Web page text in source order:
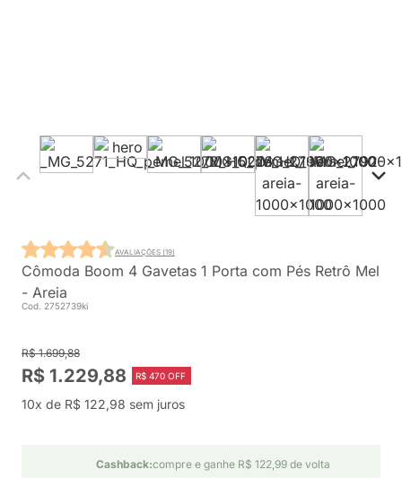
Cômoda Boom 4 Gavetas 1 Porta com Pés Retrô Mel
- Areia
Cod. 2752739ki
AVALIAÇÕES (19)
R$ 1.699,88
R$ 1.229,88 R$ 470 OFF
10x de R$ 122,98 sem juros
Cashback:compre e ganhe R$ 122,99 de volta